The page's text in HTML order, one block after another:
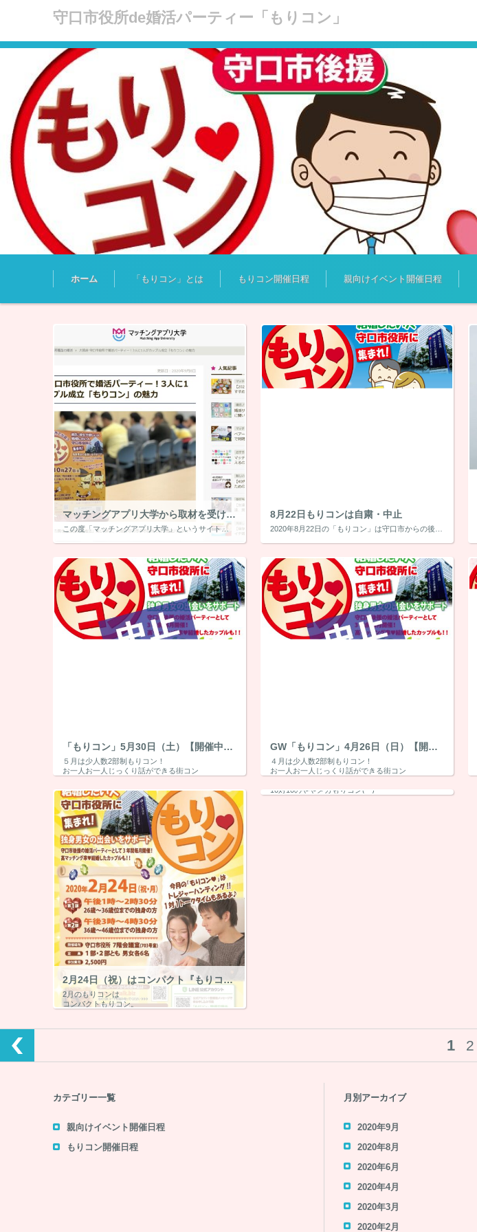
守口市役所de婚活パーティー「もりコン」
コンテンツに移動
ホーム 「もりコン」とは もりコン開催日程 親向けイベント開催日程
マッチングアプリ大学から取材を受けました！
この度「マッチングアプリ大学」というサイトから【もりコン】の取材を受け、地域の婚活 というテーマで記事を書いてくださいました！ 本当に詳しく書いてくださっており、今まで＆コロナ禍での【もりコン】の様子がよくわかります。 […]
8月22日もりコンは自粛・中止
「もりコン」5月30日（土）【開催中止】
５月は少人数2部制もりコン！
お一人お一人じっくり話ができる街コン
GW「もりコン」4月26日（日）【開催中止】
４月は少人数2部制もりコン！
お一人お一人じっくり話ができる街コン
2月24日（祝）はコンパクト『もりコン』～終了～マッチング5組
2月のもりコンは
コンパクトもりコン。
1 2
カテゴリー一覧
親向けイベント開催日程
もりコン開催日程
月別アーカイブ
2020年9月
2020年8月
2020年6月
2020年4月
2020年3月
2020年2月